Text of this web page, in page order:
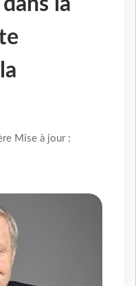
Mise à jour :